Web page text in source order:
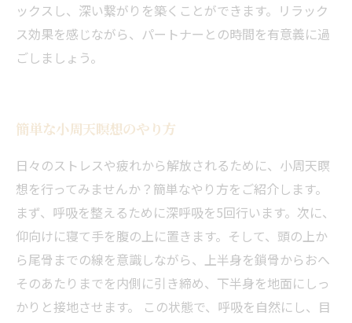
ックスし、深い繋がりを築くことができます。リラック
ス効果を感じながら、パートナーとの時間を有意義に過
ごしましょう。
簡単な小周天瞑想のやり方
日々のストレスや疲れから解放されるために、小周天瞑
想を行ってみませんか？簡単なやり方をご紹介します。
まず、呼吸を整えるために深呼吸を5回行います。次に、
仰向けに寝て手を腹の上に置きます。そして、頭の上か
ら尾骨までの線を意識しながら、上半身を鎖骨からおへ
そのあたりまでを内側に引き締め、下半身を地面にしっ
かりと接地させます。 この状態で、呼吸を自然にし、目